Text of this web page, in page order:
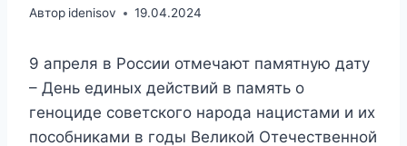
Автор idenisov 19.04.2024
9 апреля в России отмечают памятную дату
– День единых действий в память о
геноциде советского народа нацистами и их
пособниками в годы Великой Отечественной